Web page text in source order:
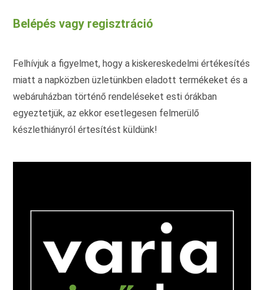
a
termékoldalon
Belépés vagy regisztráció
Felhívjuk a figyelmet, hogy a kiskereskedelmi értékesítés
miatt a napközben üzletünkben eladott termékeket és a
webáruházban történő rendeléseket esti órákban
egyeztetjük, az ekkor esetlegesen felmerülő
készlethiányról értesítést küldünk!